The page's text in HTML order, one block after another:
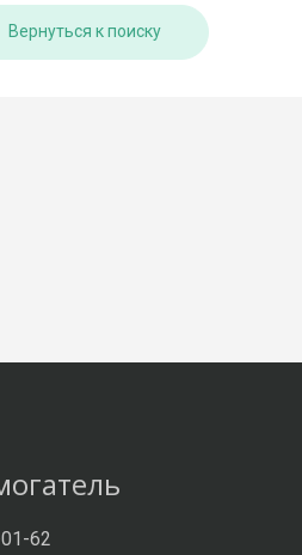
Вернуться к поиску
62